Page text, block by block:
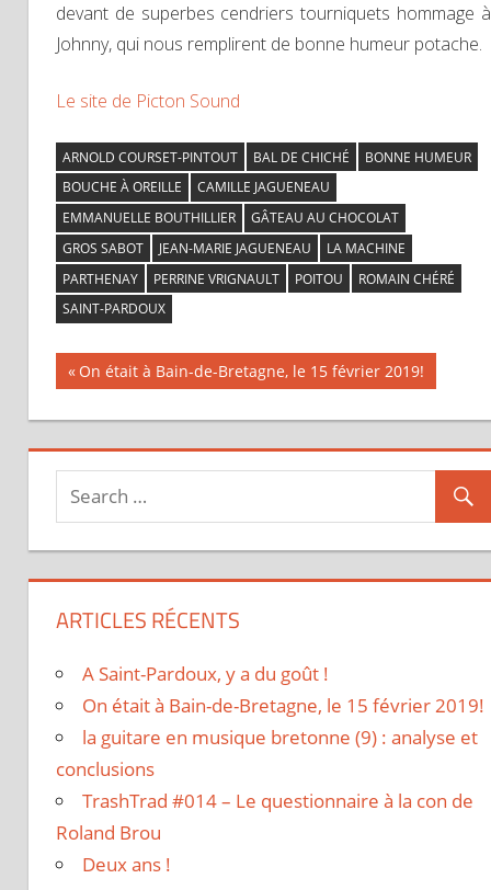
devant de superbes cendriers tourniquets hommage à
Johnny, qui nous remplirent de bonne humeur potache.
Le site de Picton Sound
ARNOLD COURSET-PINTOUT BAL DE CHICHÉ
BONNE HUMEUR
BOUCHE À OREILLE
CAMILLE JAGUENEAU
EMMANUELLE BOUTHILLIER
GÂTEAU AU CHOCOLAT
GROS SABOT
JEAN-MARIE JAGUENEAU
LA MACHINE
PARTHENAY
PERRINE VRIGNAULT POITOU
ROMAIN CHÉRÉ
SAINT-PARDOUX
Navigation
de
l’article
Previous
On était à Bain-de-Bretagne, le 15 février 2019!
ARTICLES RÉCENTS
A Saint-Pardoux, y a du goût !
On était à Bain-de-Bretagne, le 15 février 2019!
la guitare en musique bretonne (9) : analyse et
conclusions
TrashTrad #014 – Le questionnaire à la con de
Roland Brou
Deux ans !